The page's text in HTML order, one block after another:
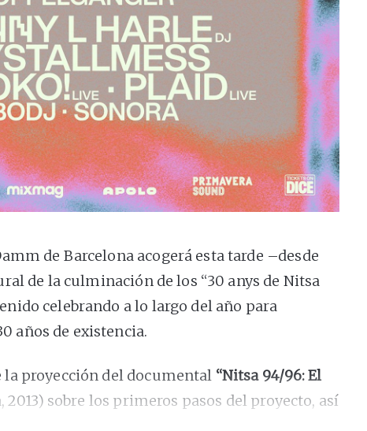
de Barcelona acogerá esta tarde –desde
de la culminación de los “30 anys de Nitsa
celebrando a lo largo del año para
años de existencia.
proyección del documental “Nitsa 94/96: El
2013) sobre los primeros pasos del proyecto, así